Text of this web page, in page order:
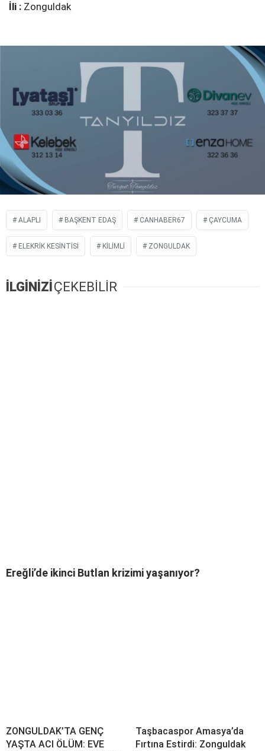
İli : Zonguldak
ALAPLI BAŞKENT EDAŞ CANHABER67 ÇAYCUMA
ELEKRIK KESINTISI KILIMLI ZONGULDAK
İLGİNİZİÇEKEBİLİR
Ereğli’de ikinci Butlan krizimi yaşanıyor?
ZONGULDAK’TA GENÇ
YAŞTA ACI ÖLÜM: EVE
Taşbacaspor Amasya’da
Fırtına Estirdi: Zonguldak